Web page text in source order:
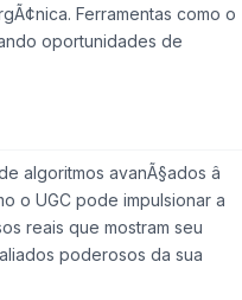
reconhecidos no setor e
Ferramentas como o
oportunidades de
algoritmos avanÃ§ados â
o UGC pode impulsionar a
reais que mostram seu
poderosos da sua